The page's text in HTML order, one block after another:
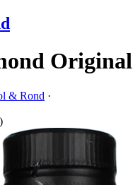
Original
& Rond ·